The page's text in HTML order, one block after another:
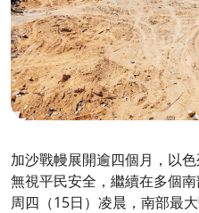
加沙戰幔展開逾四個月，以
無視平民安全，繼續在多個
周四（15日）凌晨，南部最